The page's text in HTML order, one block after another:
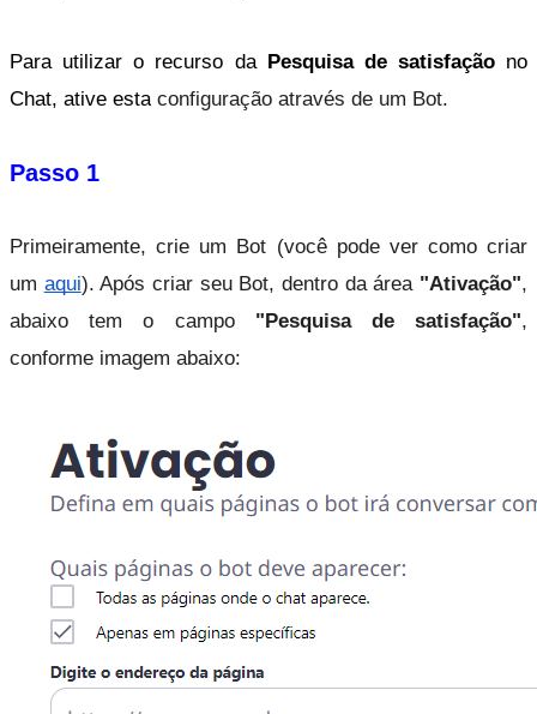
Para utilizar o recurso da Pesquisa de satisfação no
Chat, ative esta configuração através de um Bot.
Passo 1
Primeiramente, crie um Bot (você pode ver como criar
um aqui). Após criar seu Bot, dentro da área "Ativação",
abaixo tem o campo "Pesquisa de satisfação",
conforme imagem abaixo: